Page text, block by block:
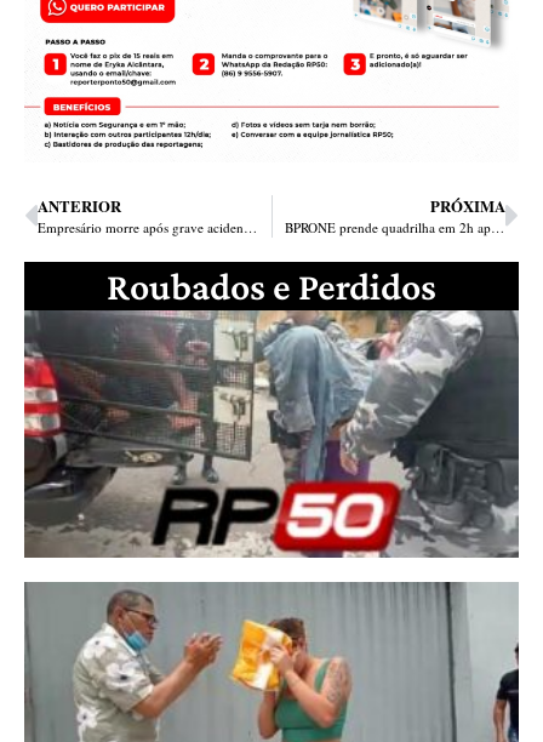
ANTERIOR
Empresário morre após grave acidente envolvendo três veículos na BR-343
PRÓXIMA
BPRONE prende quadrilha em 2h após arrastões pela zona Sudeste de Teresina
Roubados e Perdidos